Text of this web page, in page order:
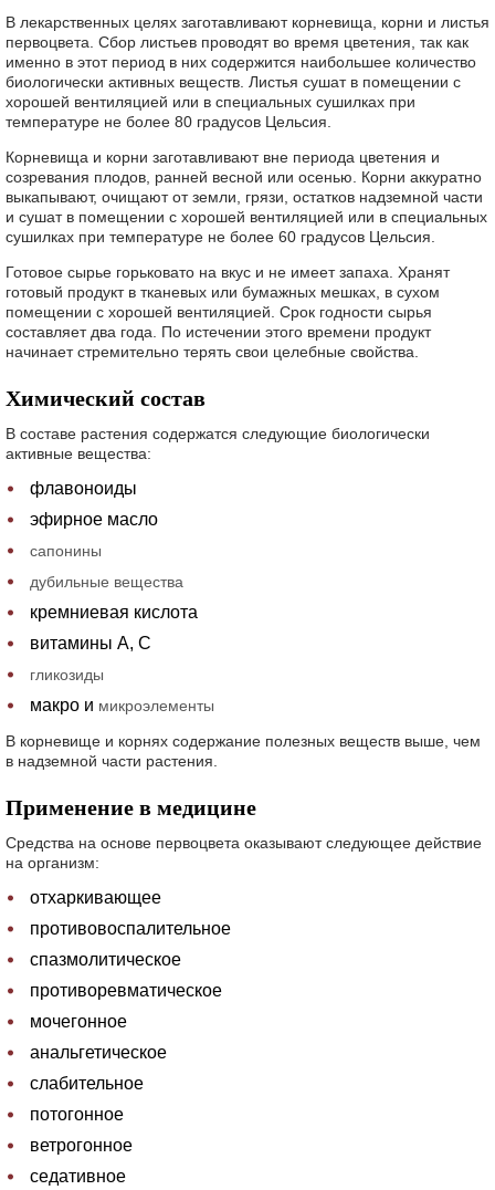
В лекарственных целях заготавливают корневища, корни и листья
первоцвета. Сбор листьев проводят во время цветения, так как
именно в этот период в них содержится наибольшее количество
биологически активных веществ. Листья сушат в помещении с
хорошей вентиляцией или в специальных сушилках при
температуре не более 80 градусов Цельсия.
Корневища и корни заготавливают вне периода цветения и
созревания плодов, ранней весной или осенью. Корни аккуратно
выкапывают, очищают от земли, грязи, остатков надземной части
и сушат в помещении с хорошей вентиляцией или в специальных
сушилках при температуре не более 60 градусов Цельсия.
Готовое сырье горьковато на вкус и не имеет запаха. Хранят
готовый продукт в тканевых или бумажных мешках, в сухом
помещении с хорошей вентиляцией. Срок годности сырья
составляет два года. По истечении этого времени продукт
начинает стремительно терять свои целебные свойства.
Химический состав
В составе растения содержатся следующие биологически
активные вещества:
флавоноиды
эфирное масло
сапонины
дубильные вещества
кремниевая кислота
витамины А, С
гликозиды
макро и микроэлементы
В корневище и корнях содержание полезных веществ выше, чем
в надземной части растения.
Применение в медицине
Средства на основе первоцвета оказывают следующее действие
на организм:
отхаркивающее
противовоспалительное
спазмолитическое
противоревматическое
мочегонное
анальгетическое
слабительное
потогонное
ветрогонное
седативное